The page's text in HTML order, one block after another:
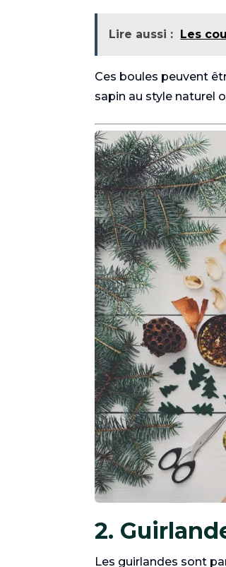
Lire aussi : Les
Ces boules peuvent
sapin au style naturel
2.
Les guirlandes sont